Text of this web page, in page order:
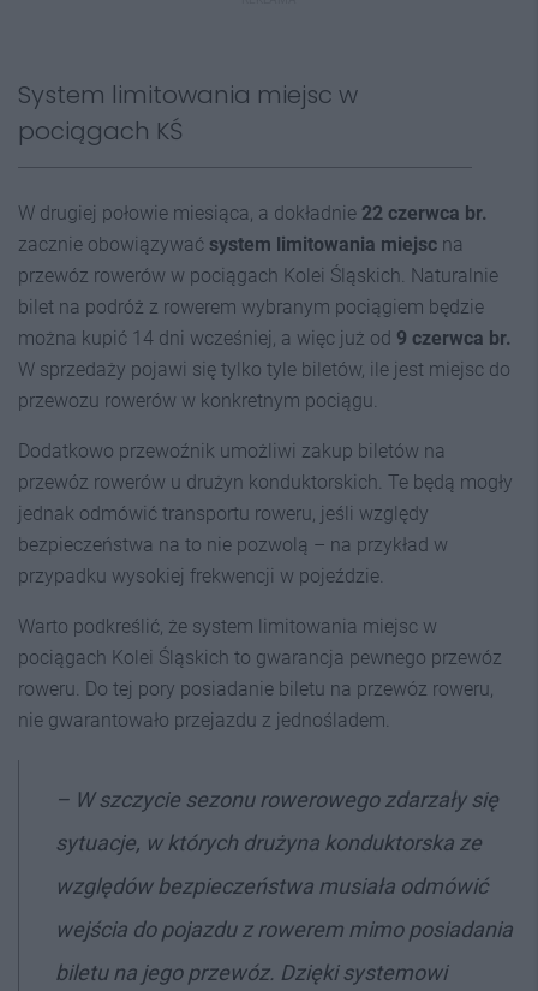
System limitowania miejsc w
pociągach KŚ
W drugiej połowie miesiąca, a dokładnie 22 czerwca br.
zacznie obowiązywać system limitowania miejsc na
przewóz rowerów w pociągach Kolei Śląskich. Naturalnie
bilet na podróż z rowerem wybranym pociągiem będzie
można kupić 14 dni wcześniej, a więc już od 9 czerwca br.
W sprzedaży pojawi się tylko tyle biletów, ile jest miejsc do
przewozu rowerów w konkretnym pociągu.
Dodatkowo przewoźnik umożliwi zakup biletów na
przewóz rowerów u drużyn konduktorskich. Te będą mogły
jednak odmówić transportu roweru, jeśli względy
bezpieczeństwa na to nie pozwolą – na przykład w
przypadku wysokiej frekwencji w pojeździe.
Warto podkreślić, że system limitowania miejsc w
pociągach Kolei Śląskich to gwarancja pewnego przewóz
roweru. Do tej pory posiadanie biletu na przewóz roweru,
nie gwarantowało przejazdu z jednośladem.
– W szczycie sezonu rowerowego zdarzały się
sytuacje, w których drużyna konduktorska ze
względów bezpieczeństwa musiała odmówić
wejścia do pojazdu z rowerem mimo posiadania
biletu na jego przewóz. Dzięki systemowi